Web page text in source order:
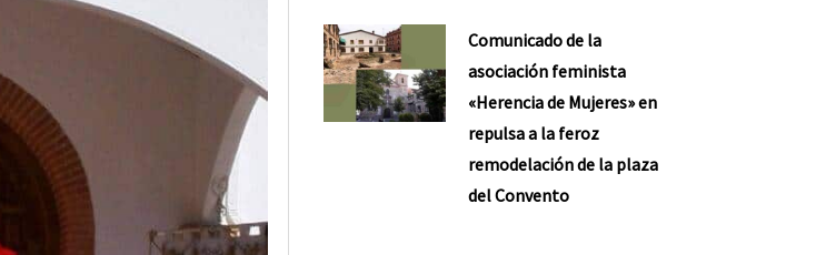
Comunicado de la
asociación feminista
«Herencia de Mujeres» en
repulsa a la feroz
remodelación de la plaza
del Convento